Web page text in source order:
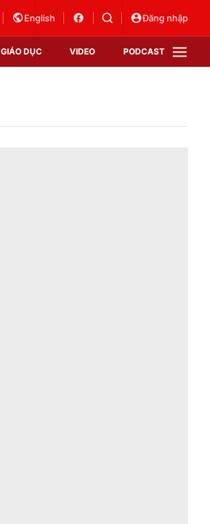
English Đăng nhập
GIÁO DỤC VIDEO PODCAST
VTV Sức khoẻ